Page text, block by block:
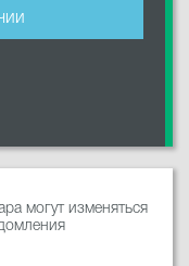
могут изменяться